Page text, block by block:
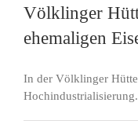
Völklinger
ehemaligen
In der Völklinger